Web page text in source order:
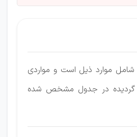
موارد ذیل است و مواردی
گردیده در جدول مشخص شده